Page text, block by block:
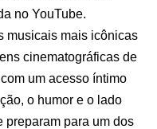
no YouTube.
musicais mais icônicas
cinematográficas de
um acesso íntimo
o humor e o lado
preparam para um dos